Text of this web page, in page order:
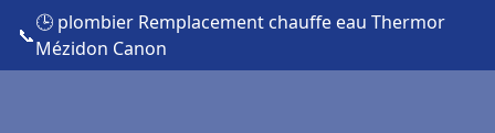
📞
🕒 plombier Remplacement chauffe eau Thermor
Mézidon Canon